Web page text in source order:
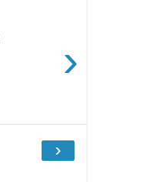
›
›